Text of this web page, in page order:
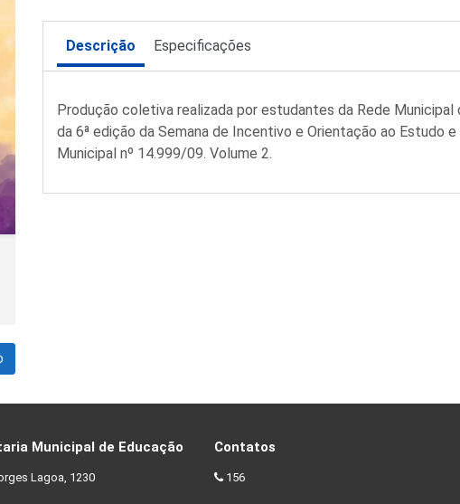
Descrição Especificações
Produção coletiva realizada por estudantes da Rede Municipal
da 6ª edição da Semana de Incentivo e Orientação ao Estudo
Municipal nº 14.999/09. Volume 2.
Municipal de Educação
Lagoa, 1230
Contatos
156